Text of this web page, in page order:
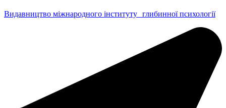
Видавництво міжнародного інституту глибинної психології